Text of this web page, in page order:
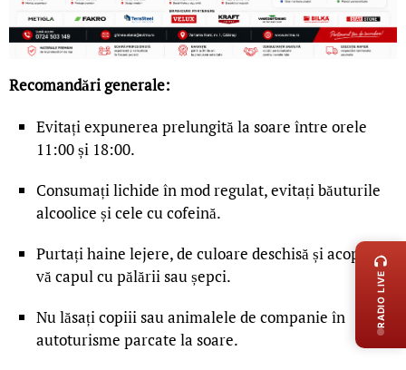
Recomandări generale:
Evitați expunerea prelungită la soare între orele
11:00 și 18:00.
Consumați lichide în mod regulat, evitați băuturile
alcoolice și cele cu cofeină.
Purtați haine lejere, de culoare deschisă și acoperiți-
vă capul cu pălării sau șepci.
Nu lăsați copiii sau animalele de companie în
autoturisme parcate la soare.
RADIO LIVE